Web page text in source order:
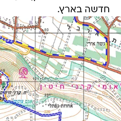
חדשה בארץ.